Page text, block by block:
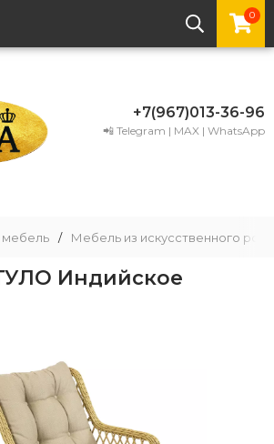
0
+7(967)013-36-96
📲 Telegram | MAX | WhatsApp
мебель / Мебель из искусственного
Индийское